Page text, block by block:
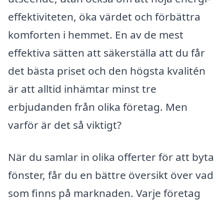
effektiviteten, öka värdet och förbättra
komforten i hemmet. En av de mest
effektiva sätten att säkerställa att du får
det bästa priset och den högsta kvalitén
är att alltid inhämtar minst tre
erbjudanden från olika företag. Men
varför är det så viktigt?
När du samlar in olika offerter för att byta
fönster, får du en bättre översikt över vad
som finns på marknaden. Varje företag